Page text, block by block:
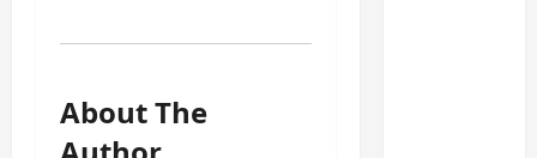
About The